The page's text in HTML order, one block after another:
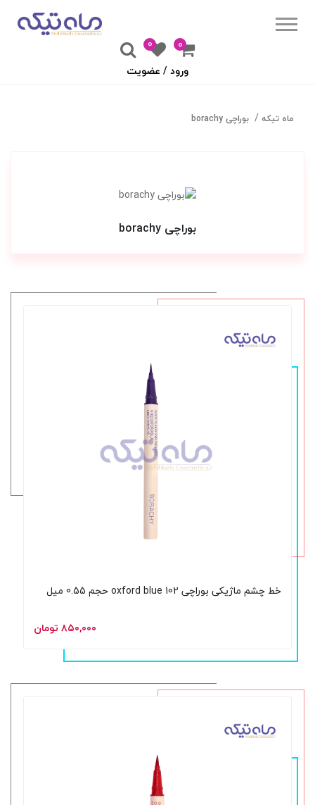
۰
0
ورود / عضویت
ماه تیکه بوراچی borachy
بوراچی borachy
خط چشم ماژیکی بوراچی 102 oxford blue حجم 0.55 میل
۸۵۰,۰۰۰ تومان